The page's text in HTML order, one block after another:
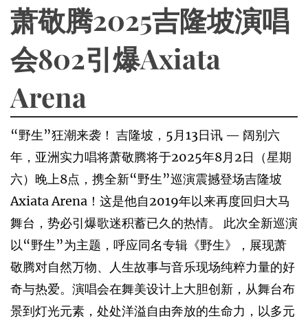
萧敬腾2025吉隆坡演唱
会802引爆Axiata
Arena
“野生”狂潮来袭！ 吉隆坡，5月13日讯 — 阔别六
年，亚洲实力唱将萧敬腾将于2025年8月2日（星期
六）晚上8点，携全新“野生”巡演震撼登场吉隆坡
Axiata Arena！这是他自2019年以来再度回归大马
舞台，势必引爆歌迷积蓄已久的热情。 此次全新巡演
以“野生”为主题，呼应同名专辑《野生》，展现萧
敬腾对自然万物、人生故事与音乐现场纯粹力量的好
奇与热爱。演唱会在舞美设计上大胆创新，从舞台布
景到灯光元素，处处洋溢自由奔放的生命力，以多元